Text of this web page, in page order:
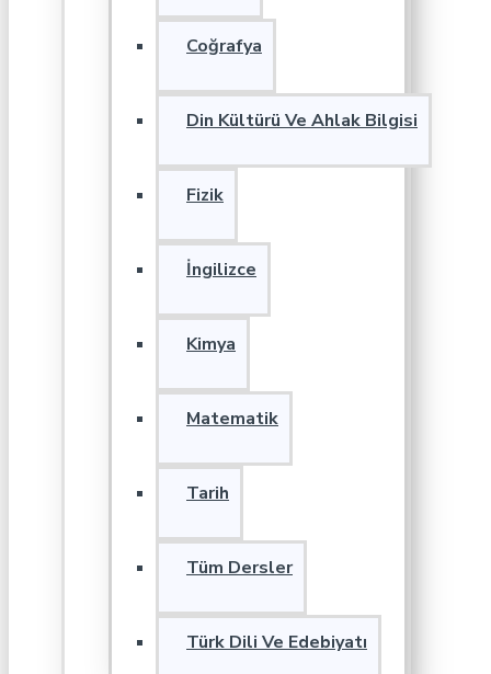
Coğrafya
Din Kültürü Ve Ahlak Bilgisi
Fizik
İngilizce
Kimya
Matematik
Tarih
Tüm Dersler
Türk Dili Ve Edebiyatı